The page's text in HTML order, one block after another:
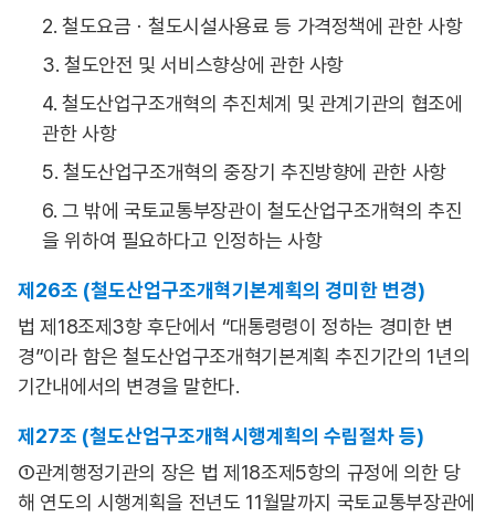
2. 철도요금ㆍ철도시설사용료 등 가격정책에 관한 사항
3. 철도안전 및 서비스향상에 관한 사항
4. 철도산업구조개혁의 추진체계 및 관계기관의 협조에
관한 사항
5. 철도산업구조개혁의 중장기 추진방향에 관한 사항
6. 그 밖에 국토교통부장관이 철도산업구조개혁의 추진
을 위하여 필요하다고 인정하는 사항
제26조 (철도산업구조개혁기본계획의 경미한 변경)
법 제18조제3항 후단에서 “대통령령이 정하는 경미한 변
경”이라 함은 철도산업구조개혁기본계획 추진기간의 1년의
기간내에서의 변경을 말한다.
제27조 (철도산업구조개혁시행계획의 수립절차 등)
①관계행정기관의 장은 법 제18조제5항의 규정에 의한 당
해 연도의 시행계획을 전년도 11월말까지 국토교통부장관에